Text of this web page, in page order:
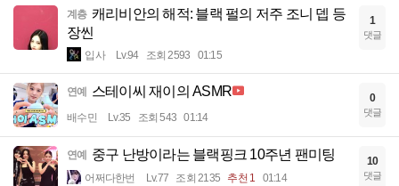
계층 캐리비안의 해적: 블랙 펄의 저주 조니 뎁 등
장씬
입사 Lv.94 조회 2593 01:15
1
댓글
연예 스테이씨 재이의 ASMR
배수민 Lv.35 조회 543 01:14
0
댓글
연예 중구 난방이라는 블랙핑크 10주년 팬미팅
어쩌다한번 Lv.77 조회 2135 추천 1 01:14
10
댓글